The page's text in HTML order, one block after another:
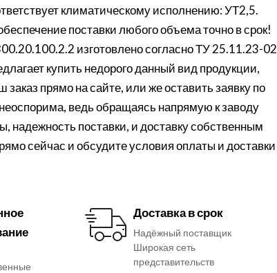
климатическому исполнению: УТ2,5.
поставки любого объема точно в срок!
изготовлено согласно ТУ 25.11.23-
купить недорого данный вид продукции,
прямо на сайте, или же оставить заявку по
ведь обращаясь напрямую к заводу
надежность поставки, и доставку собственным
сейчас и обсудите условия оплаты и
Доставка в срок
Надёжный поставщик
Широкая сеть
представительств